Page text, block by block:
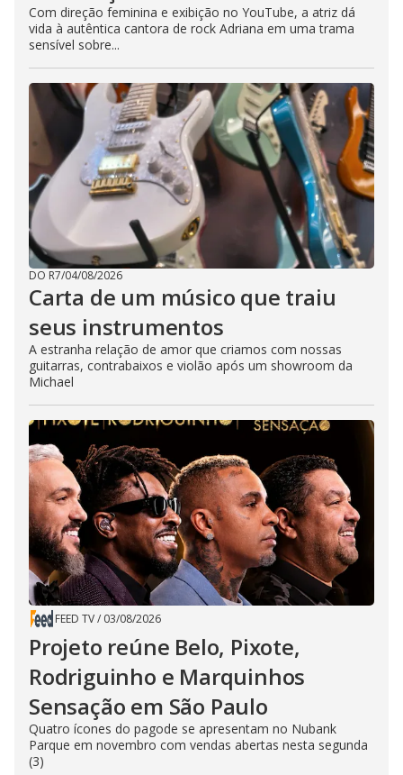
Com direção feminina e exibição no YouTube, a atriz dá
vida à autêntica cantora de rock Adriana em uma trama
sensível sobre...
DO R7/04/08/2026
Carta de um músico que traiu
seus instrumentos
A estranha relação de amor que criamos com nossas
guitarras, contrabaixos e violão após um showroom da
Michael
FEED TV/ 03/08/2026
Projeto reúne Belo, Pixote,
Rodriguinho e Marquinhos
Sensação em São Paulo
Quatro ícones do pagode se apresentam no Nubank
Parque em novembro com vendas abertas nesta segunda
(3)